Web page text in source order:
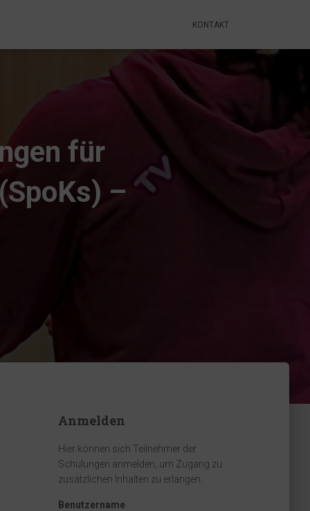
KONTAKT
für
–
Anmelden
Hier können sich Teilnehmer der
Schulungen anmelden, um Zugang zu
zusätzlichen Inhalten zu erlangen.
Benutzername